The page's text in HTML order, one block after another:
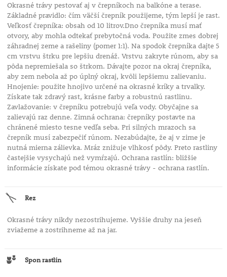
Okrasné trávy pestovať aj v črepníkoch na balkóne a terase.
Základné pravidlo: čím väčší črepník použijeme, tým lepší je rast.
Veľkosť črepníka: obsah od 10 litrov.Dno črepníka musí mať
otvory, aby mohla odtekať prebytočná voda. Použite zmes dobrej
záhradnej zeme a rašeliny (pomer 1:1). Na spodok črepníka dajte 5
cm vrstvu štrku pre lepšiu drenáž. Vrstvu zakryte rúnom, aby sa
pôda nepremiešala so štrkom. Dávajte pozor na okraj črepníka,
aby zem nebola až po úplný okraj, kvôli lepšiemu zalievaniu.
Hnojenie: použite hnojivo určené na okrasné kríky a trvalky.
Získate tak zdravý rast, krásne farby a robustnú rastlinu.
Zavlažovanie: v črepníku potrebujú veľa vody. Obyčajne sa
zalievajú raz denne. Zimná ochrana: črepníky postavte na
chránené miesto tesne vedľa seba. Pri silných mrazoch sa
črepník musí zabezpečiť rúnom. Nezabúdajte, že aj v zime je
nutná mierna zálievka. Mráz znižuje vlhkosť pôdy. Preto rastliny
častejšie vysychajú než vymŕzajú. Ochrana rastlín: bližšie
informácie získate pod témou okrasné trávy - ochrana rastlín.
Rez
Okrasné trávy nikdy nezostrihujeme. Vyššie druhy na jeseň
zviažeme a zostrihneme až na jar.
Spon rastlín